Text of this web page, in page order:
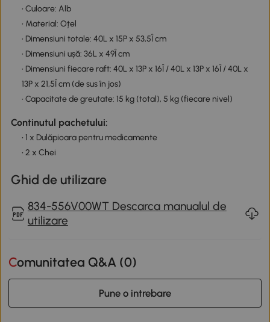
• Culoare: Alb
• Material: Oțel
• Dimensiuni totale: 40L x 15P x 53,5Î cm
• Dimensiuni ușă: 36L x 49Î cm
• Dimensiuni fiecare raft: 40L x 13P x 16Î / 40L x 13P x 16Î / 40L x
13P x 21,5Î cm (de sus în jos)
• Capacitate de greutate: 15 kg (total), 5 kg (fiecare nivel)
Continutul pachetului:
• 1 x Dulăpioara pentru medicamente
• 2 x Chei
Ghid de utilizare
834-556V00WT Descarca manualul de
utilizare
Comunitatea Q&A (0)
Pune o intrebare